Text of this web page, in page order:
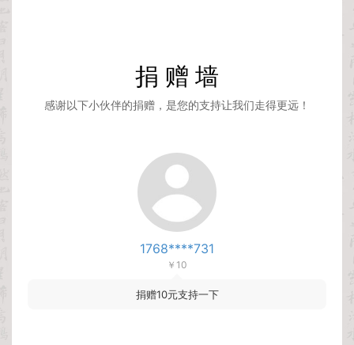
新增简体字体 摇醒青年黑
捐 赠 墙
感谢以下小伙伴的捐赠，是您的支持让我们走得更远！
1768****731
￥10
捐赠10元支持一下